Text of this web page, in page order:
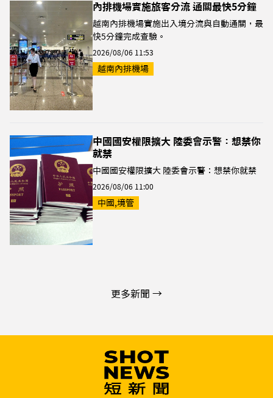
內排機場實施旅客分流 通關最快5分鐘
越南內排機場實施出入境分流與自動通關，最
快5分鐘完成查驗。
2026/08/06 11:53
越南內排機場
中國國安權限擴大 陸委會示警：想禁你
就禁
中國國安權限擴大 陸委會示警：想禁你就禁
2026/08/06 11:00
中國,境管
更多新聞 →